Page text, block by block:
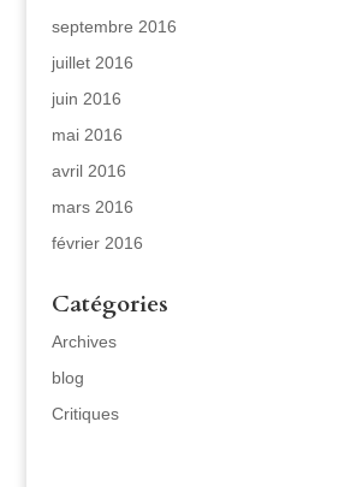
septembre 2016
juillet 2016
juin 2016
mai 2016
avril 2016
mars 2016
février 2016
Catégories
Archives
blog
Critiques